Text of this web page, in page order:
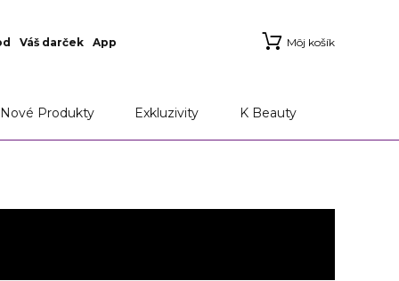
Váš darček App Môj košík
Nové Produkty Exkluzivity K Beauty